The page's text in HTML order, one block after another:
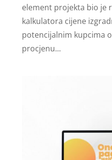
element projekta bio je
kalkulatora cijene
potencijalnim kupcima
procjenu...